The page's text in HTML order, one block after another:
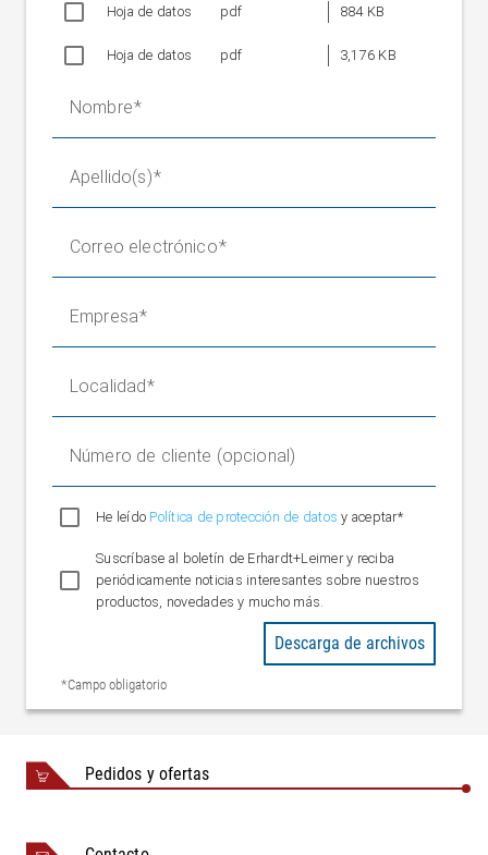
Hoja de datos pdf 884 KB
Hoja de datos pdf 3,176 KB
Nombre
Apellido(s)
Correo electrónico
Empresa
Localidad
Número de cliente (opcional)
He leído Política de protección de datosy aceptar*
Suscríbase al boletín de Erhardt+Leimer y reciba
periódicamente noticias interesantes sobre nuestros
productos, novedades y mucho más.
*Campo obligatorio
Descarga de archivos
Pedidos y ofertas